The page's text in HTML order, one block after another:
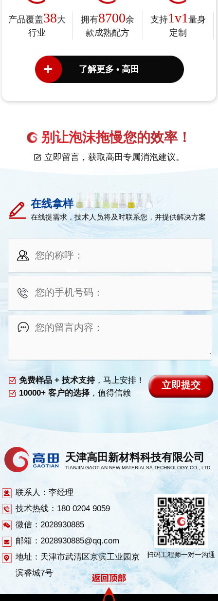
产品覆盖38大
行业
拥有8700余
款成熟配方
支持1v1 量身
定制
了解更多 • 高田
别让泡沫拖慢您的效率！
立即留言，获取高田专属消泡建议。
在线拿样
在线提需求，技术人员将及时联系您，并提供解决方案
免费样品 + 技术支持，马上安排！
10000+ 客户的选择，值得信赖
天津高田新材料科技有限公司
TIANJIN GAOTIAN NEW MATERIALSA TECHNOLOGY CO., LTD.
联系人：李经理
技术热线：180 0204 9059
微信：2028930885
邮箱：2028930885@qq.com
地址：天津市武清区京滨工业园京
滨睿城7号
扫码工程师一对一沟通